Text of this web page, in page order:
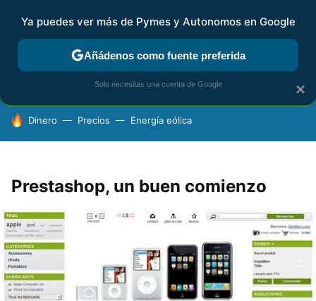
FISCALIDAD Y CONTABILIDAD KIT DIGITAL RENTA
HOY SE HABLA DE
Dinero Precios Energía eólica
Prestashop, un buen comienzo
×
Ya puedes ver más de Pymes y Autonomos en Google
Añádenos como fuente preferida
Solo necesitas una cuenta de Google